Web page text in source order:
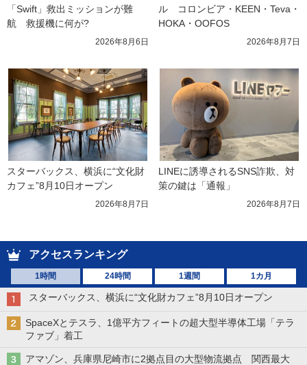
「Swift」救出ミッションが難
航　救援機に何が?
2026年8月6日
ル　コロンビア・KEEN・Teva・
HOKA・OOFOS
2026年8月7日
スターバックス、横浜に“文化財
カフェ”8月10日オープン
2026年8月7日
LINEに誘導されるSNS詐欺、対
策の鍵は「通報」
2026年8月7日
アクセスランキング
1時間 24時間 1週間 1カ月
スターバックス、横浜に“文化財カフェ”8月10日オープン
SpaceXとテスラ、1億平方フィートの超大型半導体工場「テラ
ファブ」着工
アマゾン、兵庫県尼崎市に2拠点目の大型物流拠点 関西最大